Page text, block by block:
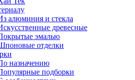
алюминия и стекла
древесные
эмалью
отделки
назначению
подборки